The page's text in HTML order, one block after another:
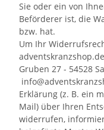
Sie oder ein von
Beförderer ist, die
bzw. hat.
Um Ihr
Gruben 27 - 54528
info
Erklärung (z. B. ein
Mail) über Ihren
widerrufen,